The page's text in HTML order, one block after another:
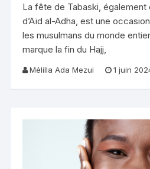
La fête de Tabaski, également
d’Aïd al-Adha, est une
les musulmans du monde
marque la fin du Hajj,
Mélilla Ada Mezui 1 juin